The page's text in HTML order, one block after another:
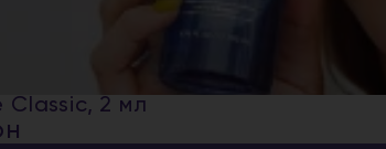
Classic, 2 мл